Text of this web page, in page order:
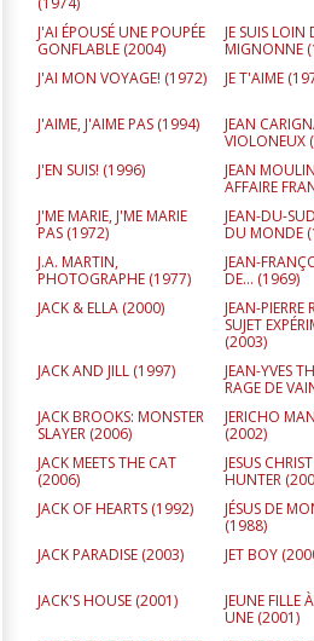
J'AI ÉPOUSÉ UNE POUPÉE
GONFLABLE (2004)
JE SUIS LOIN
MIGNONNE (
J'AI MON VOYAGE! (1972) JE T'AIME (
J'AIME, J'AIME PAS (1994)
JEAN
VIOLONEUX (
J'EN SUIS! (1996)
JEAN
AFFAIRE
J'ME MARIE, J'ME MARIE
PAS (1972)
JEAN-DU-
DU MONDE (
J.A. MARTIN,
PHOTOGRAPHE (1977)
JEAN-
DE… (1969)
JACK & ELLA (2000)
JEAN-PIERRE
SUJET
(2003)
JACK AND JILL (1997)
JEAN-YVES
RAGE DE
JACK BROOKS: MONSTER
SLAYER (2006)
JERICHO
(2002)
JACK MEETS THE CAT
(2006)
JESUS
HUNTER (
JACK OF HEARTS (1992)
JÉSUS DE
(1988)
JACK PARADISE (2003) JET BOY (
JACK'S HOUSE (2001)
JEUNE FILLE
UNE (2001)